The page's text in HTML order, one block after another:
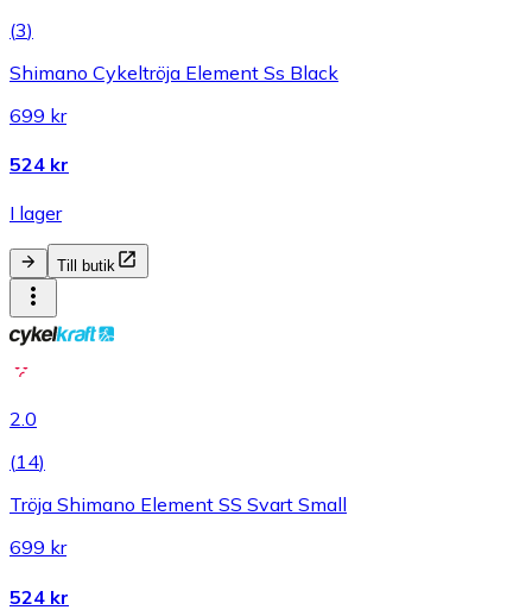
(3)
Shimano Cykeltröja Element Ss Black
699 kr
524 kr
I lager
Till butik
2.0
(14)
Tröja Shimano Element SS Svart Small
699 kr
524 kr